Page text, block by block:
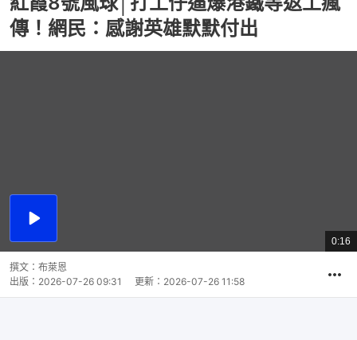
傳！網民：感謝英雄默默付出
播
總
共
0:16
撰文： 布萊恩
出版： 2026-07-26 09:31 更新： 2026-07-26 11:58